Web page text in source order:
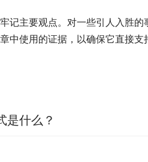
记主要观点。对一些引人入胜
中使用的证据，以确保它直接
是什么？